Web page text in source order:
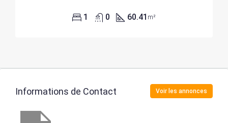
1 0 60.41 m²
Informations de Contact Voir les annonces